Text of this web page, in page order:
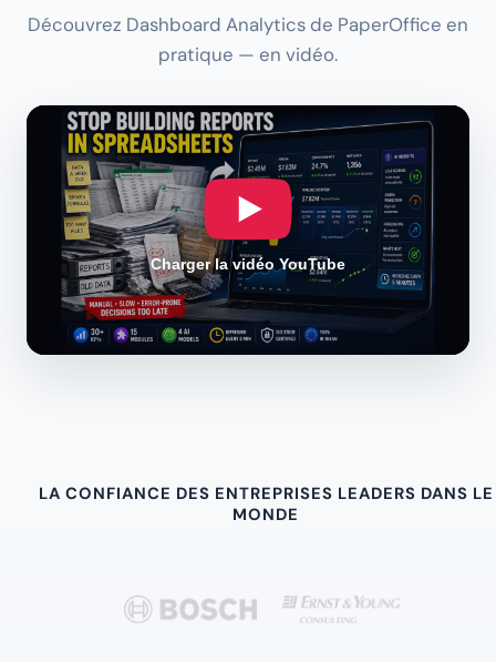
Découvrez Dashboard Analytics de PaperOffice en
pratique — en vidéo.
Charger la vidéo YouTube
LA CONFIANCE DES ENTREPRISES LEADERS DANS LE
MONDE